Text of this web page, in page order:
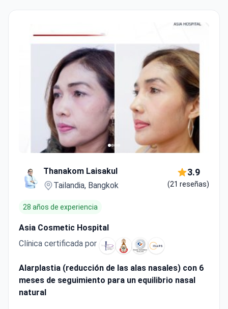
Thanakom Laisakul
Tailandia, Bangkok
3.9
(21 reseñas)
28 años de experiencia
Asia Cosmetic Hospital
Clínica certificada por
Alarplastia (reducción de las alas nasales) con 6
meses de seguimiento para un equilibrio nasal
natural